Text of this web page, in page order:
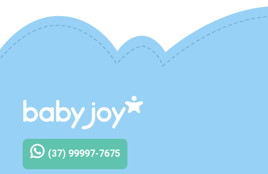
(37) 99997-7675